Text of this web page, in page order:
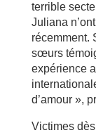
terrible
Juliana
récemment.
sœurs
expérience
d’amour »,
Victimes